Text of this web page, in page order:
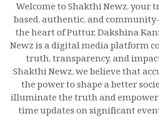
Welcome to Shakthi Newz, your
based, authentic, and
the heart of Puttur, Dakshina
Newz is a digital media platform
truth, transparency, and
Shakthi Newz, we believe that
the power to shape a better
illuminate the truth and
time updates on significant